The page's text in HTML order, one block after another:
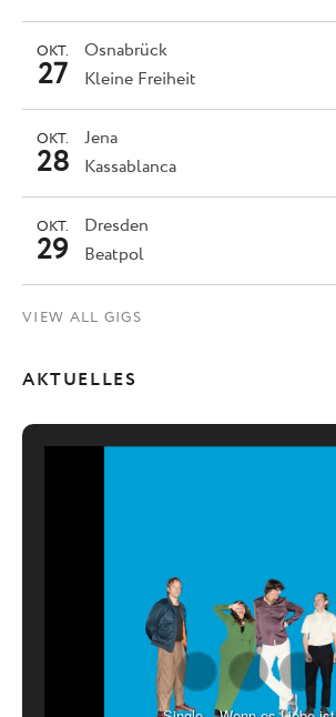
Osnabrück
OKT.
27 Kleine Freiheit
Jena
OKT.
28 Kassablanca
Dresden
OKT.
29 Beatpol
VIEW ALL GIGS
AKTUELLES